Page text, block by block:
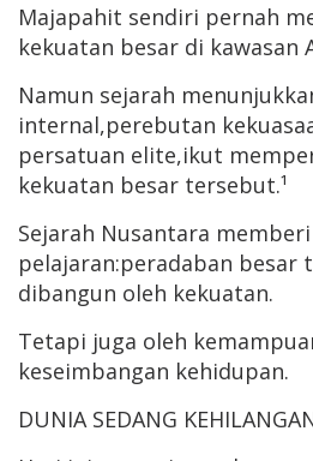
Majapahit sendiri pernah
kekuatan besar di kawasan
Namun sejarah
internal,perebutan
persatuan elite,ikut
kekuatan besar tersebut.¹
Sejarah Nusantara memberi
pelajaran:peradaban besar
dibangun oleh kekuatan.
Tetapi juga oleh
keseimbangan kehidupan.
DUNIA SEDANG